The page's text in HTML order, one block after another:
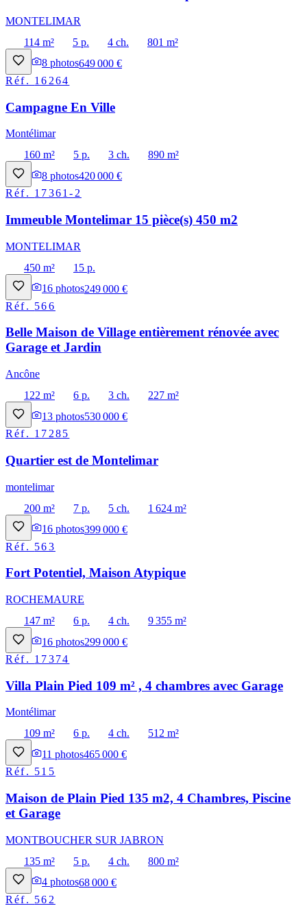
MONTELIMAR
114 m²
5 p. 4 ch.
801 m²
8 photos649 000 €
Réf. 16264
Campagne En Ville
Montélimar
160 m²
5 p. 3 ch.
890 m²
8 photos420 000 €
Réf. 17361-2
Immeuble Montelimar 15 pièce(s) 450 m2
MONTELIMAR
450 m²
15 p.
16 photos249 000 €
Réf. 566
Belle Maison de Village entièrement rénovée avec
Garage et Jardin
Ancône
122 m²
6 p. 3 ch.
227 m²
13 photos530 000 €
Réf. 17285
Quartier est de Montelimar
montelimar
200 m²
7 p. 5 ch.
1 624 m²
16 photos399 000 €
Réf. 563
Fort Potentiel, Maison Atypique
ROCHEMAURE
147 m²
6 p. 4 ch.
9 355 m²
16 photos299 000 €
Réf. 17374
Villa Plain Pied 109 m² , 4 chambres avec Garage
Montélimar
109 m²
6 p. 4 ch.
512 m²
11 photos465 000 €
Réf. 515
Maison de Plain Pied 135 m2, 4 Chambres, Piscine
et Garage
MONTBOUCHER SUR JABRON
135 m²
5 p. 4 ch.
800 m²
4 photos68 000 €
Réf. 562